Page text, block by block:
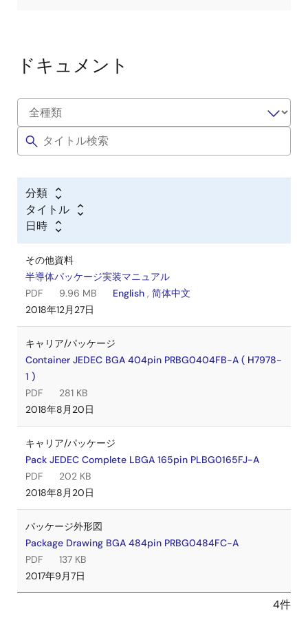
ドキュメント
分類
タイトル
日時
その他資料
半導体パッケージ実装マニュアル
PDF
9.96 MB English , 简体中文
2018年12月27日
キャリア/パッケージ
Container JEDEC BGA 404pin PRBG0404FB-A ( H7978-
1 )
PDF
281 KB
2018年8月20日
キャリア/パッケージ
Pack JEDEC Complete LBGA 165pin PLBG0165FJ-A
PDF
202 KB
2018年8月20日
パッケージ外形図
Package Drawing BGA 484pin PRBG0484FC-A
PDF
137 KB
2017年9月7日
4件